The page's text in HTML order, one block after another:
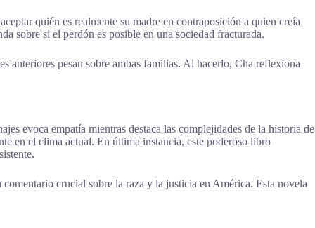
quién es realmente su madre en contraposición a quien creía
sobre si el perdón es posible en una sociedad fracturada.
anteriores pesan sobre ambas familias. Al hacerlo, Cha reflexiona
evoca empatía mientras destaca las complejidades de la historia de
en el clima actual. En última instancia, este poderoso libro
crucial sobre la raza y la justicia en América. Esta novela